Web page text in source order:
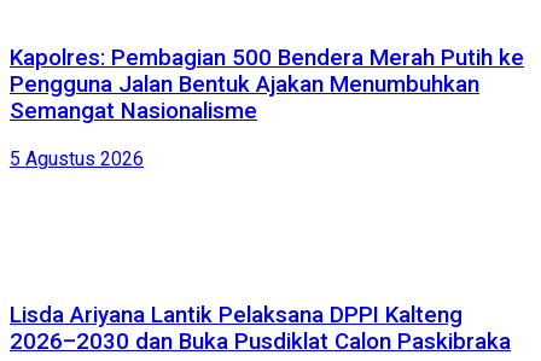
Kapolres: Pembagian 500 Bendera Merah Putih ke
Pengguna Jalan Bentuk Ajakan Menumbuhkan
Semangat Nasionalisme
5 Agustus 2026
Lisda Ariyana Lantik Pelaksana DPPI Kalteng
2026–2030 dan Buka Pusdiklat Calon Paskibraka